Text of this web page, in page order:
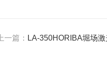
上一篇： LA-350HORIBA堀场